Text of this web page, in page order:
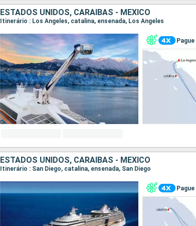
ESTADOS UNIDOS, CARAIBAS - MEXICO
Itinerário : Los Angeles, catalina, ensenada, Los Angeles
Pague
ESTADOS UNIDOS, CARAIBAS - MEXICO
Itinerário : San Diego, catalina, ensenada, San Diego
Pague